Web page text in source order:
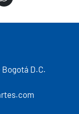
Bogotá D.C.